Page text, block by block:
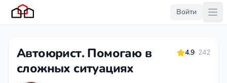
Войти
Автоюрист. Помогаю в
сложных ситуациях
4.9· 242